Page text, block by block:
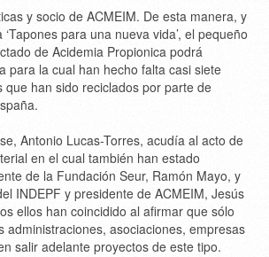
y socio de ACMEIM. De esta manera, y
para una nueva vida’, el pequeño
de Acidemia Propionica podrá
para la cual han hecho falta casi siete
que han sido reciclados por parte de
Antonio Lucas-Torres, acudía al acto de
en el cual también han estado
de la Fundación Seur, Ramón Mayo, y
INDEPF y presidente de ACMEIM, Jesús
ellos han coincidido al afirmar que sólo
administraciones, asociaciones, empresas
salir adelante proyectos de este tipo.